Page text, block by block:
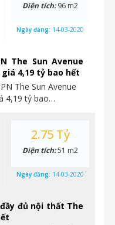
The Sun Avenue
4,19 tỷ bao hết
The Sun Avenue
4,19 tỷ bao…
Diện tích:96 m2
Ngày đăng: 14-03-2020
đủ nội thất The
2.75 Tỷ
Diện tích:51 m2
Ngày đăng: 14-03-2020